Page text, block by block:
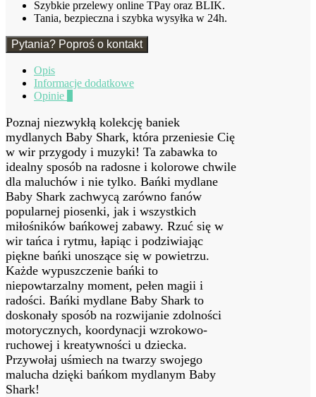
Szybkie przelewy online TPay oraz BLIK.
Tania, bezpieczna i szybka wysyłka w 24h.
Pytania? Poproś o kontakt
Opis
Informacje dodatkowe
Opinie
Poznaj niezwykłą kolekcję baniek
mydlanych Baby Shark, która przeniesie Cię
w wir przygody i muzyki! Ta zabawka to
idealny sposób na radosne i kolorowe chwile
dla maluchów i nie tylko. Bańki mydlane
Baby Shark zachwycą zarówno fanów
popularnej piosenki, jak i wszystkich
miłośników bańkowej zabawy. Rzuć się w
wir tańca i rytmu, łapiąc i podziwiając
piękne bańki unoszące się w powietrzu.
Każde wypuszczenie bańki to
niepowtarzalny moment, pełen magii i
radości. Bańki mydlane Baby Shark to
doskonały sposób na rozwijanie zdolności
motorycznych, koordynacji wzrokowo-
ruchowej i kreatywności u dziecka.
Przywołaj uśmiech na twarzy swojego
malucha dzięki bańkom mydlanym Baby
Shark!